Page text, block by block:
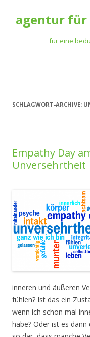
agentur
für eine
SCHLAGWORT-ARCHIVE:
Empathy Day
Unversehrtheit
inneren und äußeren
fühlen? Ist das ein
wenn ich schon mal
habe? Oder ist es